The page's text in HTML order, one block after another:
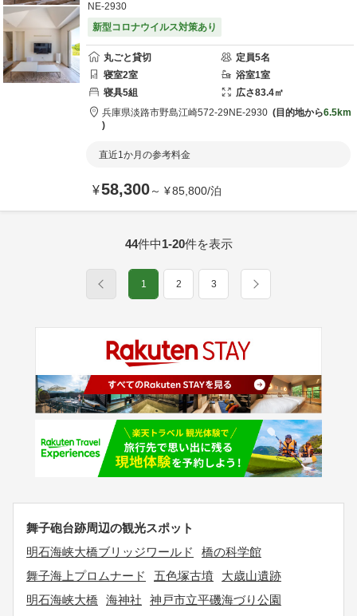
NE-2930
新型コロナウイルス対策あり
丸ごと貸切 定員5名
寝室2室 浴室1室
寝具5組 広さ83.4㎡
兵庫県淡路市野島江崎572-29 NE-2930 目的地から6.5km
直近1か月の参考料金
¥58,300～ ¥85,800/泊
44件中1-20件を表示
1 2 3
舞子砲台跡周辺の観光スポット
明石海峡大橋ブリッジワールド
橋の科学館
舞子海上プロムナード
五色塚古墳
大歳山遺跡
明石海峡大橋
海神社
神戸市立平磯海づり公園